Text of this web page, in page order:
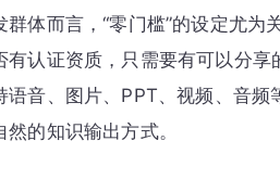
群体而言，“零门槛”的设定尤
认证资质，只需要有可以分
语音、图片、PPT、视频、音
的知识输出方式。